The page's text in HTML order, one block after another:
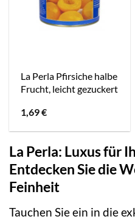
La Perla Pfirsiche halbe
Frucht, leicht gezuckert
1,69€
La Perla: Luxus für
Entdecken Sie die
Feinheit
Tauchen Sie ein in die